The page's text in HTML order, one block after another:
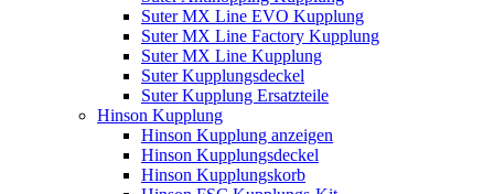
Suter MX Line EVO Kupplung
Suter MX Line Factory Kupplung
Suter MX Line Kupplung
Suter Kupplungsdeckel
Suter Kupplung Ersatzteile
Hinson Kupplung
Hinson Kupplung anzeigen
Hinson Kupplungsdeckel
Hinson Kupplungskorb